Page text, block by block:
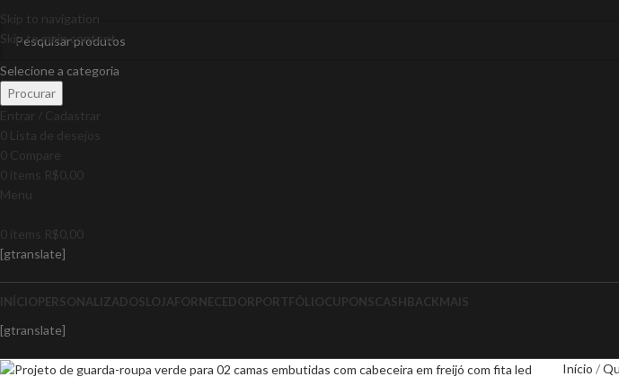
Skip to navigation
Skip to main content
Selecione a categoria
Procurar
Entrar / Cadastrar
0 Lista de desejos
0 Compare
0 items R$0,00
Menu
0 items R$0,00
[gtranslate]
INÍCIOPERSONALIZADOSLOJAFORNECEDORPORTFÓLIOCUPONSCASHBACKMAIS
[gtranslate]
Início